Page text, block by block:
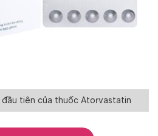
tiên của thuốc Atorvastatin